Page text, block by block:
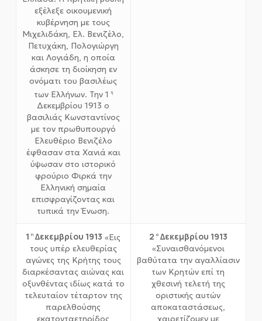
εξέλεξε οικουμενική
κυβέρνηση με τους
Μιχελιδάκη, Ελ. Βενιζέλο,
Πετυχάκη, Πολογιώργη
και Λογιάδη, η οποία
άσκησε τη διοίκηση εν
ονόματι του βασιλέως
των Ελλήνων. Την 1
η
Δεκεμβρίου 1913 ο
βασιλιάς Κωνσταντίνος
με τον πρωθυπουργό
Ελευθέριο Βενιζέλο
έφθασαν στα Χανιά και
ύψωσαν στο ιστορικό
φρούριο Φιρκά την
Ελληνική σημαία
επισφραγίζοντας και
τυπικά την Ένωση.
1η Δεκεμβρίου 1913 «Εις
τους υπέρ ελευθερίας
αγώνες της Κρήτης τους
διαρκέσαντας αιώνας και
οξυνθέντας ιδίως κατά το
τελευταίον τέταρτον της
παρελθούσης
εκατονταετηρίδος
2 αΔεκεμβρίου 1913
«Συναισθανόμενοι
βαθύτατα την αγαλλίασιν
των Κρητών επί τη
χθεσινή τελετή της
οριστικής αυτών
αποκαταστάσεως,
χαιρετίζομεν με